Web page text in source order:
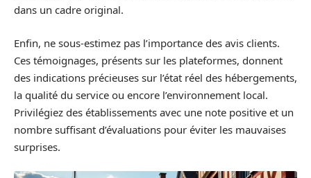
dans un cadre original.
Enfin, ne sous-estimez pas l’importance des avis clients.
Ces témoignages, présents sur les plateformes, donnent
des indications précieuses sur l’état réel des hébergements,
la qualité du service ou encore l’environnement local.
Privilégiez des établissements avec une note positive et un
nombre suffisant d’évaluations pour éviter les mauvaises
surprises.